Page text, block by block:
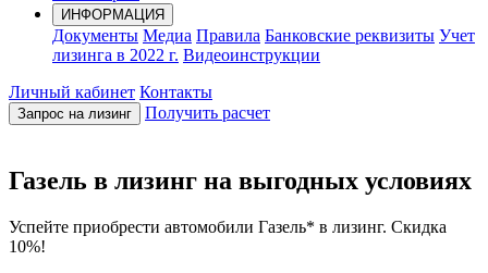
ИНФОРМАЦИЯ
Документы Медиа Правила Банковские реквизиты Учет
лизинга в 2022 г. Видеоинструкции
Личный кабинет Контакты
Запрос на лизинг Получить расчет
Газель в лизинг на выгодных условиях
Успейте приобрести автомобили Газель* в лизинг. Скидка
10%!